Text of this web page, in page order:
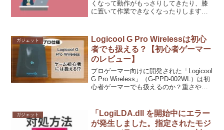
くなって動作がもっさりしてきたり、膝
に置いて作業できなくなったりします。
ます。
ガジェット
Logicool G Pro Wirelessは初心
者でも扱える？【初心者ゲーマー
のレビュー】
プロゲーマー向けに開発された「Logicool
G Pro Wireless」（G-PPD-002WL）は初
心者ゲーマーでも扱えるのか？重さや扱
ガジェット
「LogiLDA.dll を開始中にエラー
が発生しました。指定されたモジ